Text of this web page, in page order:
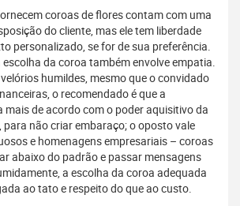
coroas de flores contam com uma
do cliente, mas ele tem liberdade
personalizado, se for de sua preferência.
escolha da coroa também envolve empatia.
humildes, mesmo que o convidado
o recomendado é que a
mais de acordo com o poder aquisitivo da
não criar embaraço; o oposto vale
e homenagens empresariais – coroas
abaixo do padrão e passar mensagens
a escolha da coroa adequada
ao tato e respeito do que ao custo.